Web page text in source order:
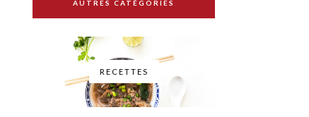
AUTRES CATÉGORIES
RECETTES